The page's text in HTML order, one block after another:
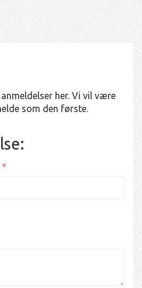
her. Vi vil være
som den første.